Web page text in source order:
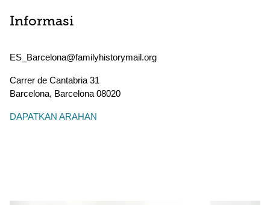
Informasi
ES_Barcelona@familyhistorymail.org
Carrer de Cantabria 31
Barcelona, Barcelona 08020
DAPATKAN ARAHAN